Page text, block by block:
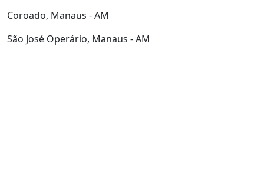
Coroado, Manaus - AM
São José Operário, Manaus - AM